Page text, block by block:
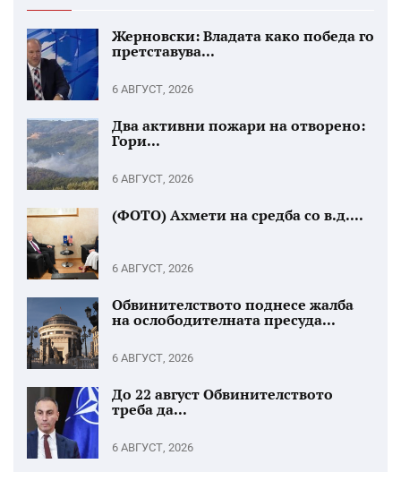
Жерновски: Владата како победа го
претставува...
6 АВГУСТ, 2026
Два активни пожари на отворено:
Гори...
6 АВГУСТ, 2026
(ФОТО) Ахмети на средба со в.д....
6 АВГУСТ, 2026
Обвинителството поднесе жалба
на ослободителната пресуда...
6 АВГУСТ, 2026
До 22 август Обвинителството
треба да...
6 АВГУСТ, 2026